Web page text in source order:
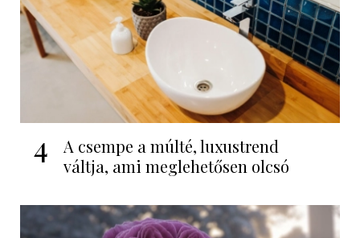
4
A csempe a múlté, luxustrend
váltja, ami meglehetősen olcsó